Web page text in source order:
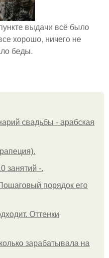
выдачи всё было
хорошо, ничего не
беды.
свадьбы - арабская
занятий -.
порядок его
Оттенки
зарабатывала на